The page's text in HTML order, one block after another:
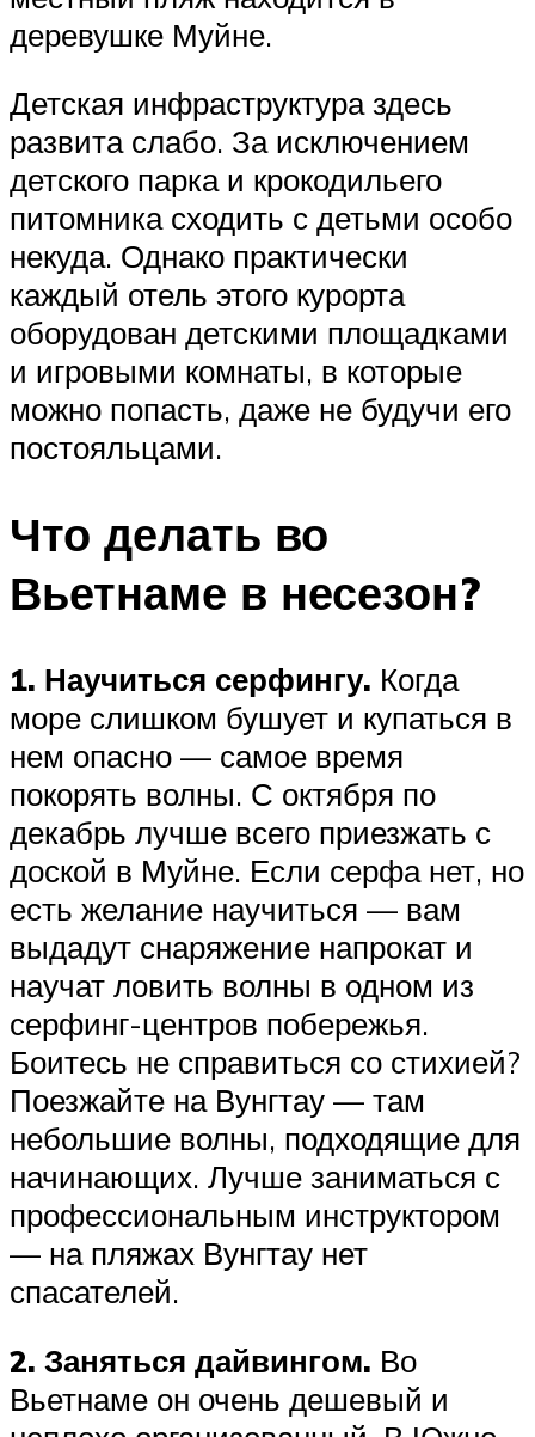
деревушке Муйне.
Детская инфраструктура здесь
развита слабо. За исключением
детского парка и крокодильего
питомника сходить с детьми особо
некуда. Однако практически
каждый отель этого курорта
оборудован детскими площадками
и игровыми комнаты, в которые
можно попасть, даже не будучи его
постояльцами.
Что делать во
Вьетнаме в несезон?
1. Научиться серфингу. Когда
море слишком бушует и купаться в
нем опасно — самое время
покорять волны. С октября по
декабрь лучше всего приезжать с
доской в Муйне. Если серфа нет, но
есть желание научиться — вам
выдадут снаряжение напрокат и
научат ловить волны в одном из
серфинг-центров побережья.
Боитесь не справиться со стихией?
Поезжайте на Вунгтау — там
небольшие волны, подходящие для
начинающих. Лучше заниматься с
профессиональным инструктором
— на пляжах Вунгтау нет
спасателей.
2. Заняться дайвингом. Во
Вьетнаме он очень дешевый и